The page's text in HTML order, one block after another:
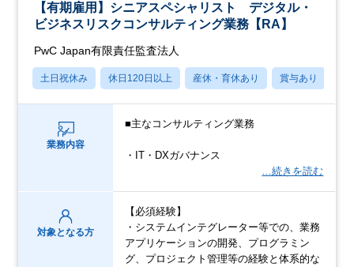
【有期雇用】シニアスペシャリスト デジタル・
ビジネスリスクコンサルティング業務【RA】
PwC Japan有限責任監査法人
土日祝休み 休日120日以上 産休・育休あり 賞与あり
業務内容
■主なコンサルティング業務
・IT・DXガバナンス
…続きを読む
対象となる方
【必須経験】
・システムインテグレーター等での、業務
アプリケーションの開発、プログラミン
グ、プロジェクト管理等の経験と体系的な